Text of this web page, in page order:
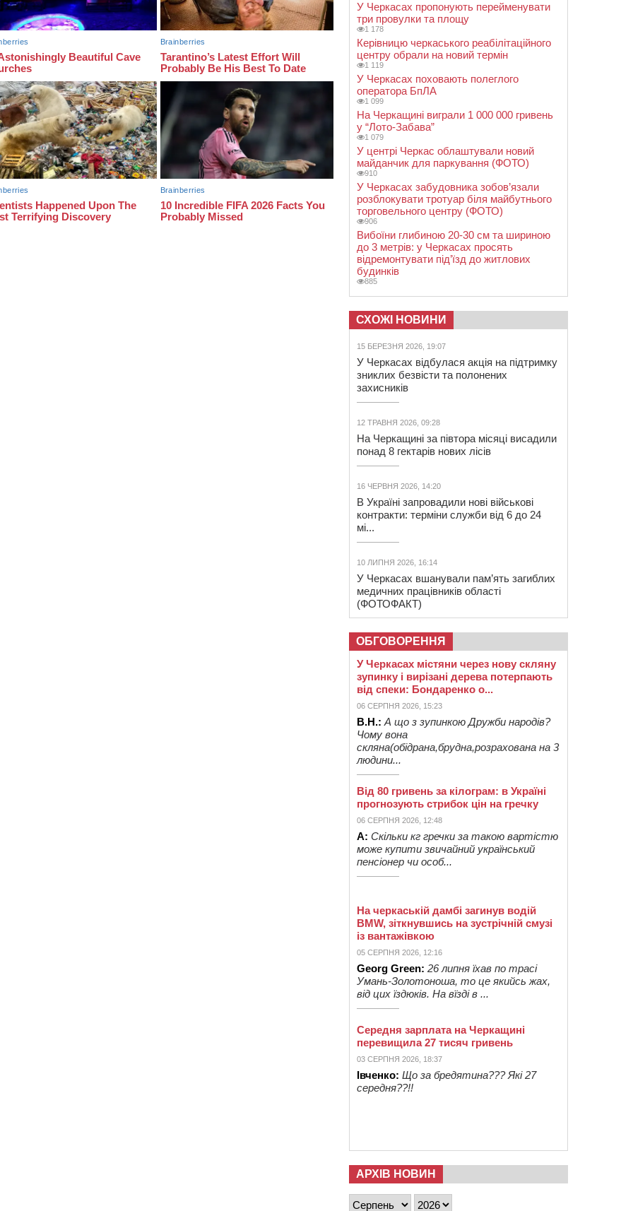
У Черкасах пропонують перейменувати
три провулки та площу
1 178
Керівницю черкаського реабілітаційного
центру обрали на новий термін
1 119
У Черкасах поховають полеглого
оператора БпЛА
1 099
На Черкащині виграли 1 000 000 гривень
у “Лото-Забава”
1 079
У центрі Черкас облаштували новий
майданчик для паркування (ФОТО)
910
У Черкасах забудовника зобов’язали
розблокувати тротуар біля майбутнього
торговельного центру (ФОТО)
906
Вибоїни глибиною 20-30 см та шириною
до 3 метрів: у Черкасах просять
відремонтувати під’їзд до житлових
будинків
885
СХОЖІ НОВИНИ
15 БЕРЕЗНЯ 2026, 19:07
У Черкасах відбулася акція на підтримку
зниклих безвісти та полонених
захисників
12 ТРАВНЯ 2026, 09:28
На Черкащині за півтора місяці висадили
понад 8 гектарів нових лісів
16 ЧЕРВНЯ 2026, 14:20
В Україні запровадили нові військові
контракти: терміни служби від 6 до 24
мі...
10 ЛИПНЯ 2026, 16:14
У Черкасах вшанували пам’ять загиблих
медичних працівників області
(ФОТОФАКТ)
ОБГОВОРЕННЯ
У Черкасах містяни через нову скляну
зупинку і вирізані дерева потерпають
від спеки: Бондаренко о...
06 СЕРПНЯ 2026, 15:23
В.Н.: А що з зупинкою Дружби народів?
Чому вона
скляна(обідрана,брудна,розрахована на 3
людини...
Від 80 гривень за кілограм: в Україні
прогнозують стрибок цін на гречку
06 СЕРПНЯ 2026, 12:48
А: Скільки кг гречки за такою вартістю
може купити звичайний український
пенсіонер чи особ...
На черкаській дамбі загинув водій
BMW, зіткнувшись на зустрічній смузі
із вантажівкою
05 СЕРПНЯ 2026, 12:16
Georg Green: 26 липня їхав по трасі
Умань-Золотоноша, то це якийсь жах,
від цих їздюків. На вїзді в ...
Середня зарплата на Черкащині
перевищила 27 тисяч гривень
03 СЕРПНЯ 2026, 18:37
Івченко: Що за бредятина??? Які 27
середня??!!
АРХІВ НОВИН